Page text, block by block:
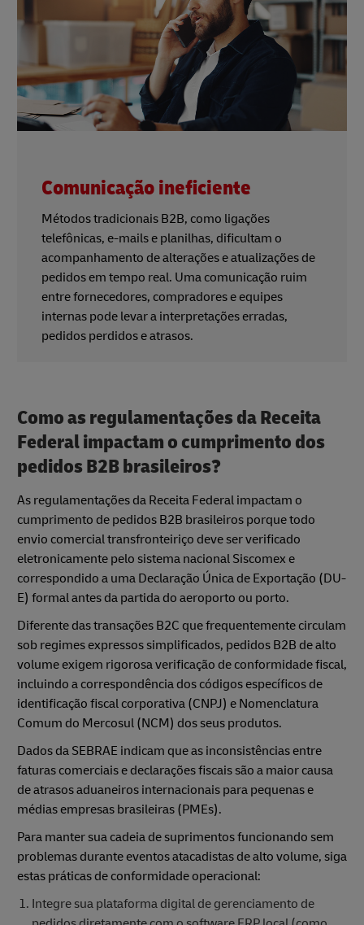
Comunicação ineficiente
Métodos tradicionais B2B, como ligações
telefônicas, e-mails e planilhas, dificultam o
acompanhamento de alterações e atualizações de
pedidos em tempo real. Uma comunicação ruim
entre fornecedores, compradores e equipes
internas pode levar a interpretações erradas,
pedidos perdidos e atrasos.
Como as regulamentações da Receita
Federal impactam o cumprimento dos
pedidos B2B brasileiros?
As regulamentações da Receita Federal impactam o
cumprimento de pedidos B2B brasileiros porque todo
envio comercial transfronteiriço deve ser verificado
eletronicamente pelo sistema nacional Siscomex e
correspondido a uma Declaração Única de Exportação (DU-
E) formal antes da partida do aeroporto ou porto.
Diferente das transações B2C que frequentemente circulam
sob regimes expressos simplificados, pedidos B2B de alto
volume exigem rigorosa verificação de conformidade fiscal,
incluindo a correspondência dos códigos específicos de
identificação fiscal corporativa (CNPJ) e Nomenclatura
Comum do Mercosul (NCM) dos seus produtos.
Dados da SEBRAE indicam que as inconsistências entre
faturas comerciais e declarações fiscais são a maior causa
de atrasos aduaneiros internacionais para pequenas e
médias empresas brasileiras (PMEs).
Para manter sua cadeia de suprimentos funcionando sem
problemas durante eventos atacadistas de alto volume, siga
estas práticas de conformidade operacional:
Integre sua plataforma digital de gerenciamento de